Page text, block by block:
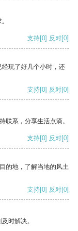
支持[0] 反对[0]
玩了好几个小时，还
支持[0] 反对[0]
联系，分享生活点滴。
支持[0] 反对[0]
的地，了解当地的风土
支持[0] 反对[0]
时解决。